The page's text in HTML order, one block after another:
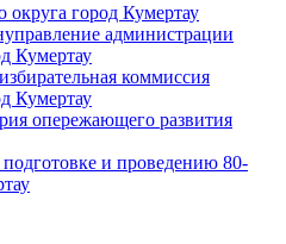
округа город Кумертау
администрации
Кумертау
коммиссия
Кумертау
опережающего развития
и проведению 80-